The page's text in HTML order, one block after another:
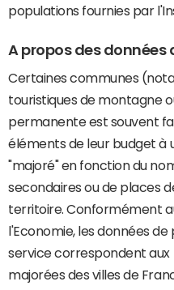
populations fournies par
A propos des données
Certaines communes
touristiques de montagne
permanente est souvent
éléments de leur budget à
"majoré" en fonction du
secondaires ou de places
territoire. Conformément
l'Economie, les données
service correspondent aux
majorées des villes de